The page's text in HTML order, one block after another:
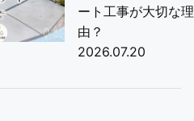
ート工事が大切な理
由？
2026.07.20